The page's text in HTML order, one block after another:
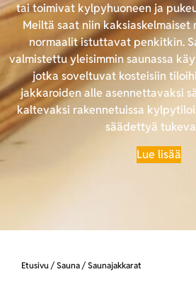
tai toimivat kylpyhuoneen ja
Meiltä saat niin kaksiaskelmaiset
normaalit istuttavat penkitkin.
valmistettu yleisimmin saunassa
jotka soveltuvat kosteisiin
jakkaroiden alle asennettavaksi
kaltevaksi rakennetuissa
säädettyä
Lue lisää
Etusivu / Sauna / Saunajakkarat